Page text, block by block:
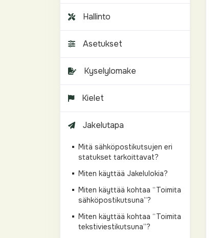
Hallinto
Asetukset
Kyselylomake
Kielet
Jakelutapa
Mitä sähköpostikutsujen eri
statukset tarkoittavat?
Miten käyttää Jakelulokia?
Miten käyttää kohtaa “Toimita
sähköpostikutsuna”?
Miten käyttää kohtaa “Toimita
tekstiviestikutsuna”?